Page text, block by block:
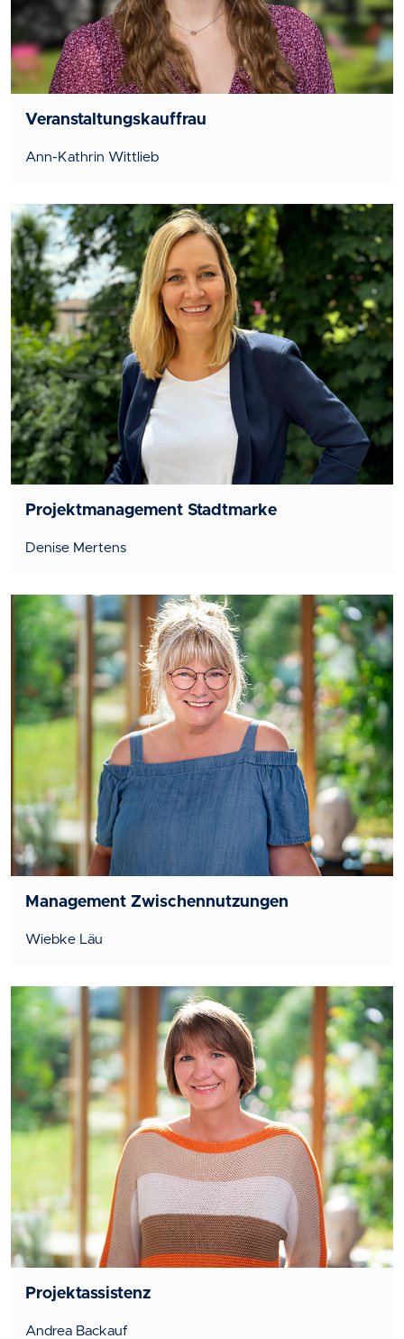
Veranstaltungskauffrau
Ann-Kathrin Wittlieb
Projektmanagement Stadtmarke
Denise Mertens
Management Zwischennutzungen
Wiebke Läu
Projektassistenz
Andrea Backauf